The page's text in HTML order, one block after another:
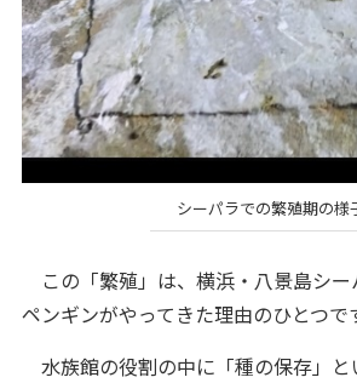
シーパラでの繁殖期の様
この「繁殖」は、横浜・八景島シー
ペンギンがやってきた理由のひとつで
水族館の役割の中に「種の保存」と